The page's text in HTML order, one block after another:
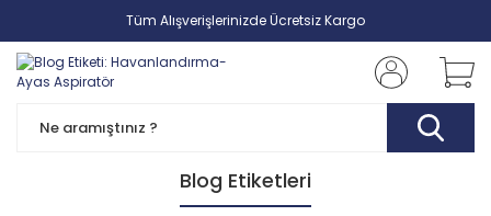
Tüm Alışverişlerinizde Ücretsiz Kargo
Blog Etiketleri